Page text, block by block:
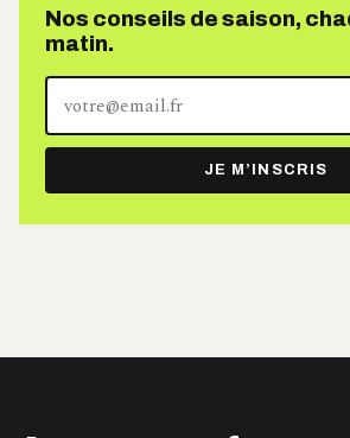
Nos conseils de saison,
matin.
adresse
e-
mail
JE M’INSCRIS